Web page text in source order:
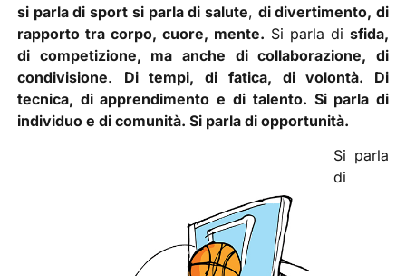
si parla di sport si parla di salute, di divertimento, di
rapporto tra corpo, cuore, mente. Si parla disfida,
di competizione, ma anche di collaborazione, di
condivisione. Di tempi, di fatica, di volontà. Di
tecnica, di apprendimento e di talento. Si parla di
individuo e di comunità. Si parla di opportunità.
Si parla
di